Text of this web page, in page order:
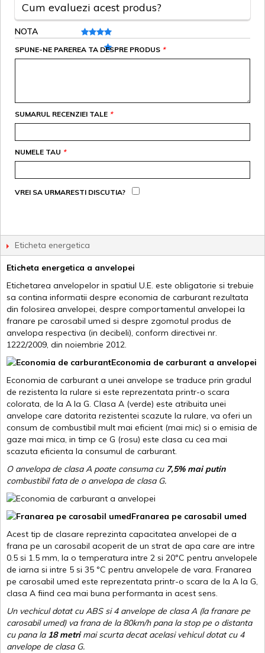
Cum evaluezi acest produs?
NOTA
*
SPUNE-NE PAREREA TA DESPRE PRODUS
*
SUMARUL RECENZIEI TALE
*
NUMELE TAU
VREI SA URMARESTI DISCUTIA?
Eticheta energetica
Eticheta energetica a anvelopei
Etichetarea anvelopelor in spatiul U.E. este obligatorie si trebuie
sa contina informatii despre economia de carburant rezultata
din folosirea anvelopei, despre comportamentul anvelopei la
franare pe carosabil umed si despre zgomotul produs de
anvelopa respectiva (in decibeli), conform directivei nr.
1222/2009, din noiembrie 2012.
Economia de carburant a anvelopei
Economia de carburant a unei anvelope se traduce prin gradul
de rezistenta la rulare si este reprezentata printr-o scara
colorata, de la A la G. Clasa A (verde) este atribuita unei
anvelope care datorita rezistentei scazute la rulare, va oferi un
consum de combustibil mult mai eficient (mai mic) si o emisia de
gaze mai mica, in timp ce G (rosu) este clasa cu cea mai
scazuta eficienta la consumul de carburant.
O anvelopa de clasa A poate consuma cu 7,5% mai putin
combustibil fata de o anvelopa de clasa G.
Franarea pe carosabil umed
Acest tip de clasare reprezinta capacitatea anvelopei de a
frana pe un carosabil acoperit de un strat de apa care are intre
0.5 si 1.5 mm, la o temperatura intre 2 si 20ºC pentru anvelopele
de iarna si intre 5 si 35 ºC pentru anvelopele de vara. Franarea
pe carosabil umed este reprezentata printr-o scara de la A la G,
clasa A fiind cea mai buna performanta in acest sens.
Un vechicul dotat cu ABS si 4 anvelope de clasa A (la franare pe
carosabil umed) va frana de la 80km/h pana la stop pe o distanta
cu pana la 18 metrimai scurta decat acelasi vehicul dotat cu 4
anvelope de clasa G.